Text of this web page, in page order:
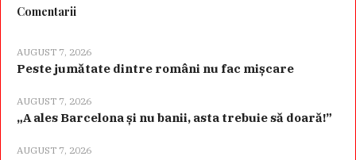
Comentarii
AUGUST 7, 2026
Peste jumătate dintre români nu fac mișcare
AUGUST 7, 2026
„A ales Barcelona și nu banii, asta trebuie să doară!”
AUGUST 7, 2026